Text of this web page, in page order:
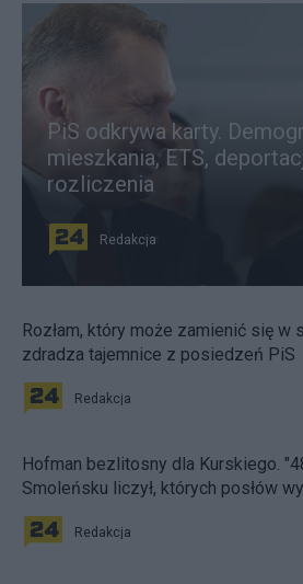
PiS odkrywa karty.
mieszkania, ETS,
rozliczenia
Redakcja
Rozłam, który może zamienić się w
zdradza tajemnice z posiedzeń PiS
Redakcja
Hofman bezlitosny dla Kurskiego.
Smoleńsku liczył, których posłów
Redakcja